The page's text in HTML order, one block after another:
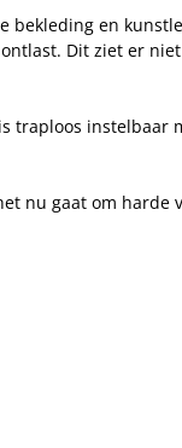
bekleding en
Dit ziet er
traploos
nu gaat om